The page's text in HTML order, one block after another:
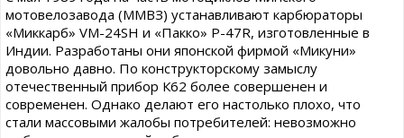
мотовелозавода (ММВЗ) устанавливают карбюраторы
«Миккарб» VM-24SH и «Пакко» P-47R, изготовленные в
Индии. Разработаны они японской фирмой «Микуни»
довольно давно. По конструкторскому замыслу
отечественный прибор К62 более совершенен и
современен. Однако делают его настолько плохо, что
стали массовыми жалобы потребителей: невозможно